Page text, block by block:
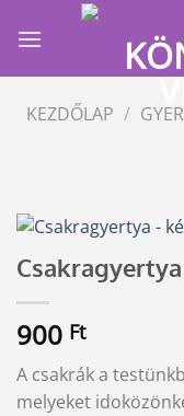
KEZDŐLAP /
900 Ft
A csakrák a
melyeket